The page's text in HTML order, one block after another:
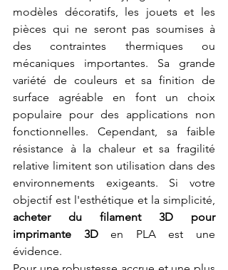
modèles décoratifs, les jouets et les
pièces qui ne seront pas soumises à
des contraintes thermiques ou
mécaniques importantes. Sa grande
variété de couleurs et sa finition de
surface agréable en font un choix
populaire pour des applications non
fonctionnelles. Cependant, sa faible
résistance à la chaleur et sa fragilité
relative limitent son utilisation dans des
environnements exigeants. Si votre
acheter du filament 3D pour
imprimante 3D en PLA est une
évidence.